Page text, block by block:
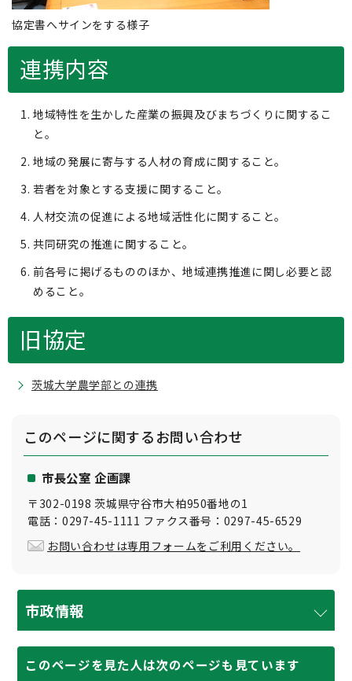
協定書へサインをする様子
連携内容
地域特性を生かした産業の振興及びまちづくりに関するこ
と。
地域の発展に寄与する人材の育成に関すること。
若者を対象とする支援に関すること。
人材交流の促進による地域活性化に関すること。
共同研究の推進に関すること。
前各号に掲げるもののほか、地域連携推進に関し必要と認
めること。
旧協定
茨城大学農学部との連携
このページに関するお問い合わせ
市長公室 企画課
〒302-0198 茨城県守谷市大柏950番地の1
電話：0297-45-1111 ファクス番号：0297-45-6529
お問い合わせは専用フォームをご利用ください。
市政情報
このページを見た人は次のページも見ています